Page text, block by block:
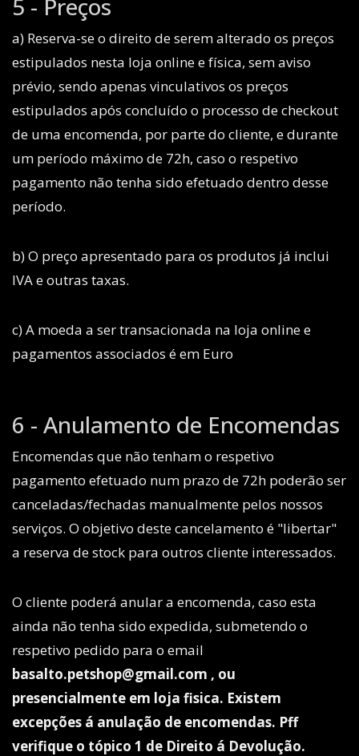
5 - Preços
a) Reserva-se o direito de serem alterado os preços
estipulados nesta loja online e física, sem aviso
prévio, sendo apenas vinculativos os preços
estipulados após concluído o processo de checkout
de uma encomenda, por parte do cliente, e durante
um período máximo de 72h, caso o respetivo
pagamento não tenha sido efetuado dentro desse
período.
b) O preço apresentado para os produtos já inclui
IVA e outras taxas.
c) A moeda a ser transacionada na loja online e
pagamentos associados é em Euro
6 - Anulamento de Encomendas
Encomendas que não tenham o respetivo
pagamento efetuado num prazo de 72h poderão ser
canceladas/fechadas manualmente pelos nossos
serviços. O objetivo deste cancelamento é "libertar"
a reserva de stock para outros cliente interessados.
O cliente poderá anular a encomenda, caso esta
ainda não tenha sido expedida, submetendo o
respetivo pedido para o email
basalto.petshop@gmail.com , ou
presencialmente em loja fisica. Existem
excepções á anulação de encomendas. Pff
verifique o tópico 1 de Direito á Devolução.